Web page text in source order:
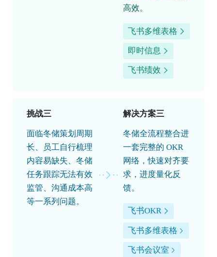
高效。
飞书多维表格
即时信息
飞书绩效
挑战三
面临冬储策划周期
长、员工自行梳理
内容易缺失、冬储
任务跟踪无法有效
监管、沟通成本高
等一系列问题。
解决方案三
冬储全流程整合进
一套完整的 OKR
网络，快速对齐要
求，进度量化反
馈。
飞书OKR
飞书多维表格
飞书会议室